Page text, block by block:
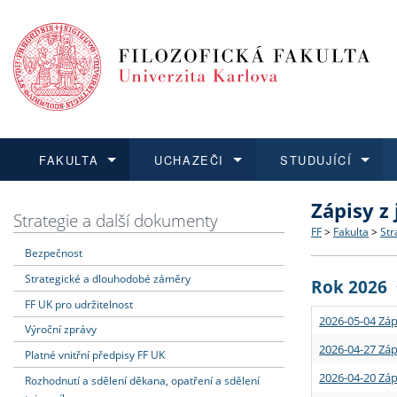
FAKULTA
Dozvědět se více
Struktura
Strategie
Podpora
UCHAZEČI
Podat přihlášku
Co
Učitelské
STUDUJÍCÍ
Dozvědět se více
Rigorózní
Dozvědět se více
O vědě a
Granty a
Dozvědět se více
Aktuální
Strategie a další dokumenty
Bezpečnost
Strategické a dlouhodobé záměry
FF UK pro udržitelnost
Výroční zprávy
Platné vnitřní předpisy FF UK
Rozhodnutí a sdělení děkana, opatření a sdělení
Zápisy
FF > Fakulta >
Rok 2026
2026-05-04
2026-04-27
2026-04-20